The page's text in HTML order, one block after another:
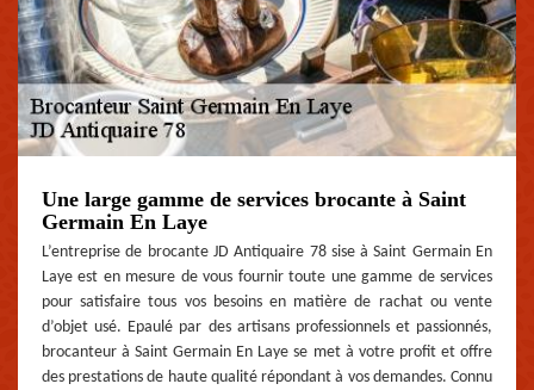
Une large gamme de services brocante à Saint
Germain En Laye
L’entreprise de brocante JD Antiquaire 78 sise à Saint Germain En
Laye est en mesure de vous fournir toute une gamme de services
pour satisfaire tous vos besoins en matière de rachat ou vente
d’objet usé. Epaulé par des artisans professionnels et passionnés,
brocanteur à Saint Germain En Laye se met à votre profit et offre
des prestations de haute qualité répondant à vos demandes. Connu